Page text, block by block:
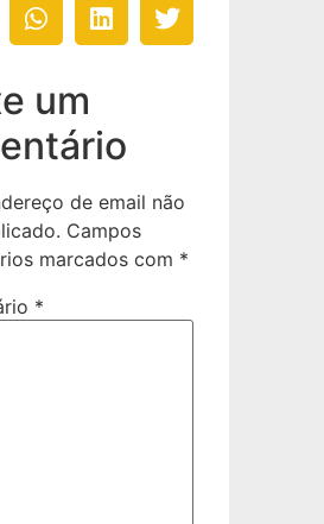
um
de email não
Campos
marcados com *
*